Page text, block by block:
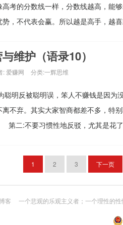
考的分数线一样，分数线越高，能
，不代表会赢。所以越是高手，越
维护（语录10）
:爱赚网 分类:一辉思维
聪明反被聪明误，笨人不赚钱是因
不弃。其实大家智商都差不多，特
第二:不要习惯性地反驳，尤其是花
1 2 3 下一页
客 一个悲观的乐观主义者；一个理性的性